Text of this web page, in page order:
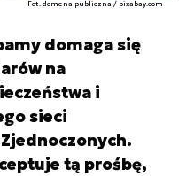
Fot. domena publiczna / pixabay.com
domaga się
na
i
sieci
tą prośbę,